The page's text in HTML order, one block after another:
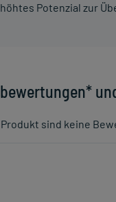
Potenzial zur
sind keine